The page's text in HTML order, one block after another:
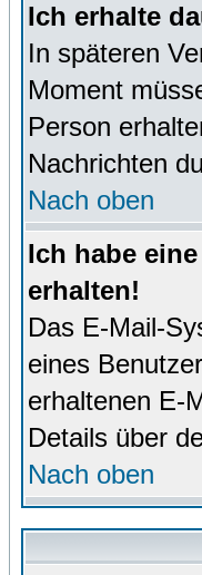
Ich erhalte
In späteren
Moment
Person
Nachrichten
Nach oben
Ich habe
erhalten!
Das E-Mail-
eines
erhaltenen E-
Details über
Nach oben